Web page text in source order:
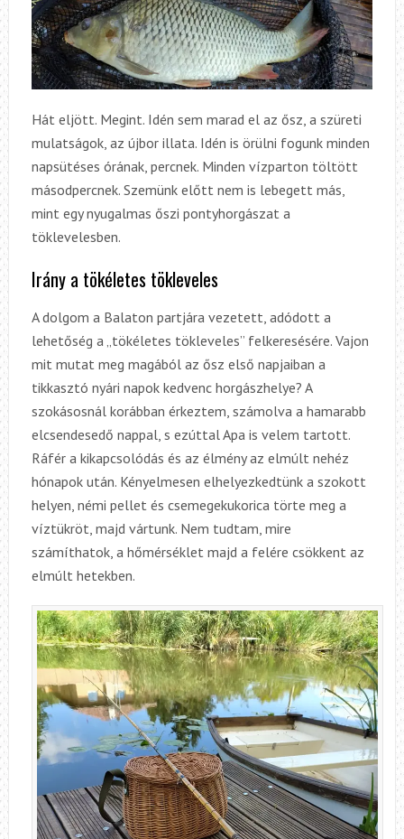
Hát eljött. Megint. Idén sem marad el az ősz, a szüreti
mulatságok, az újbor illata. Idén is örülni fogunk minden
napsütéses órának, percnek. Minden vízparton töltött
másodpercnek. Szemünk előtt nem is lebegett más,
mint egy nyugalmas őszi pontyhorgászat a
töklevelesben.
Irány a tökéletes tökleveles
A dolgom a Balaton partjára vezetett, adódott a
lehetőség a „tökéletes tökleveles” felkeresésére. Vajon
mit mutat meg magából az ősz első napjaiban a
tikkasztó nyári napok kedvenc horgászhelye? A
szokásosnál korábban érkeztem, számolva a hamarabb
elcsendesedő nappal, s ezúttal Apa is velem tartott.
Ráfér a kikapcsolódás és az élmény az elmúlt nehéz
hónapok után. Kényelmesen elhelyezkedtünk a szokott
helyen, némi pellet és csemegekukorica törte meg a
víztükröt, majd vártunk. Nem tudtam, mire
számíthatok, a hőmérséklet majd a felére csökkent az
elmúlt hetekben.